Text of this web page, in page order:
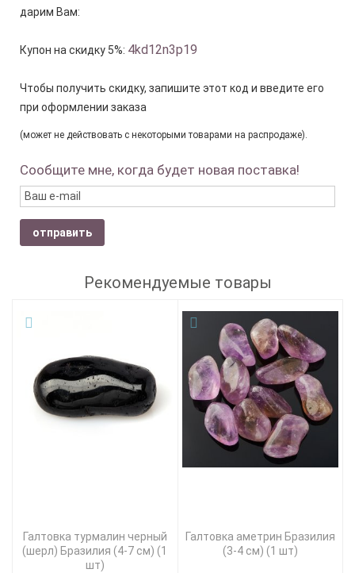
дарим Вам:
Купон на скидку 5%: 4kd12n3p19
Чтобы получить скидку, запишите этот код и введите его
при оформлении заказа
(может не действовать с некоторыми товарами на распродаже).
Сообщите мне, когда будет новая поставка!
отправить
Рекомендуемые товары
Галтовка турмалин черный
(шерл) Бразилия (4-7 см) (1
шт)
Галтовка аметрин Бразилия
(3-4 см) (1 шт)